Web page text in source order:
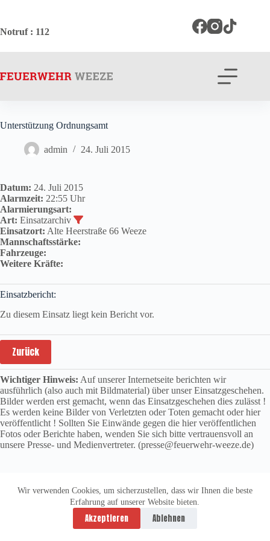
springen
Wir verwenden Cookies, um sicherzustellen, dass wir Ihnen die beste
Erfahrung auf unserer Website bieten.
Akzeptieren Ablehnen
Notruf: 112
Unterstützung Ordnungsamt
admin 24. Juli 2015
Datum: 24. Juli 2015
Alarmzeit: 22:55 Uhr
Alarmierungsart:
Art: Einsatzarchiv
Einsatzort: Alte Heerstraße 66 Weeze
Mannschaftsstärke:
Fahrzeuge:
Weitere Kräfte:
Einsatzbericht:
Zu diesem Einsatz liegt kein Bericht vor.
Zurück
Wichtiger Hinweis: Auf unserer Internetseite berichten wir
ausführlich (also auch mit Bildmaterial) über unser Einsatzgeschehen.
Bilder werden erst gemacht, wenn das Einsatzgeschehen dies zulässt !
Es werden keine Bilder von Verletzten oder Toten gemacht oder hier
veröffentlicht ! Sollten Sie Einwände gegen die hier veröffentlichen
Fotos oder Berichte haben, wenden Sie sich bitte vertrauensvoll an
unsere Presse- und Medienvertreter. (presse@feuerwehr-weeze.de)
Datenschutzerklärung
Impressum
Copyright © 2026 -
vitolution